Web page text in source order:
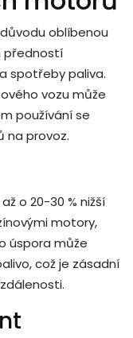
oblíbenou
předností
spotřeby paliva.
vozu může
používání se
na provoz.
o 20-30 % nižší
motory,
úspora může
což je zásadní